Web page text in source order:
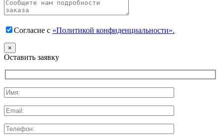
Согласие с «Политикой конфиденциальности».
×
Оставить заявку